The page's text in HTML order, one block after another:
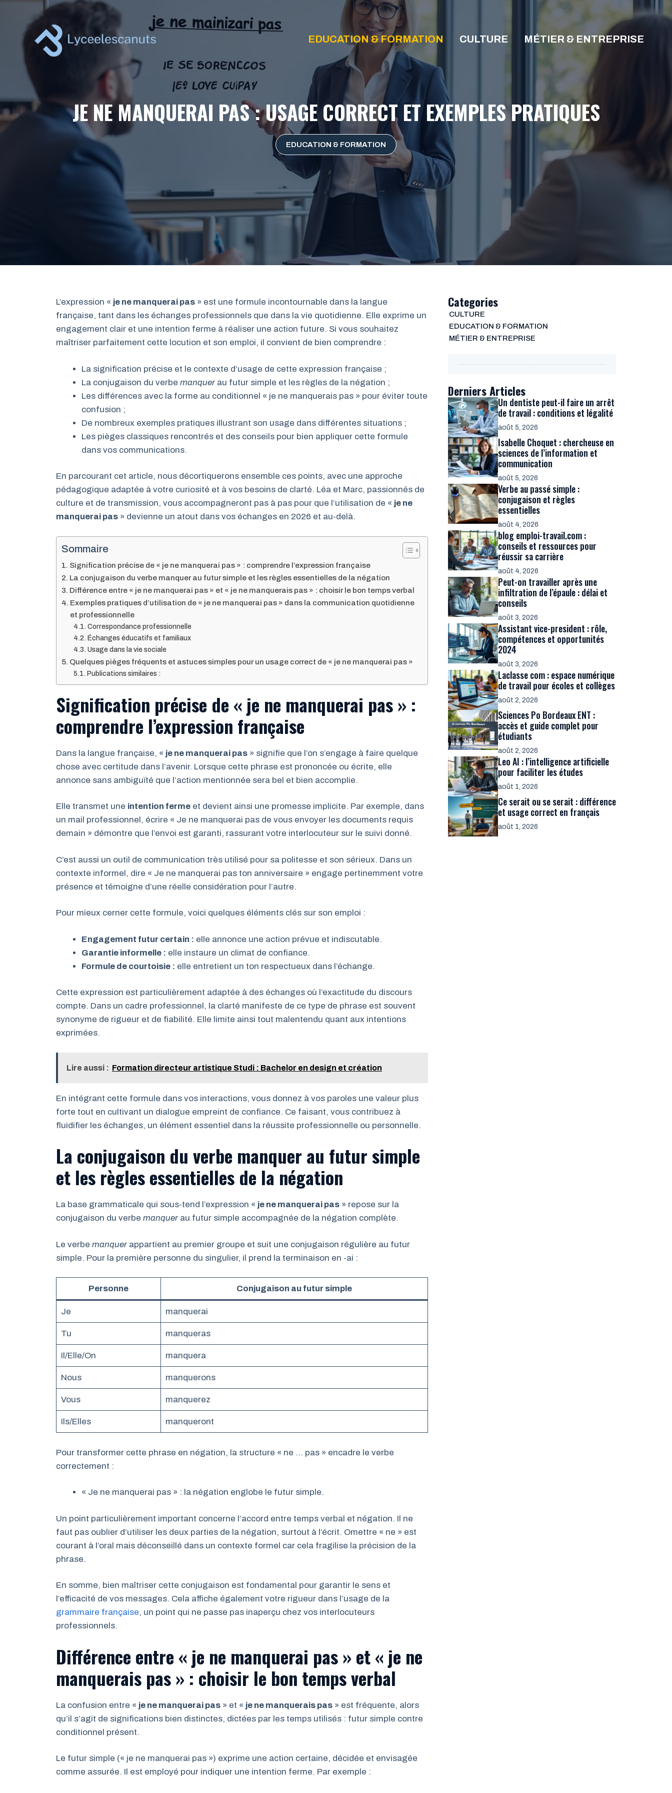
contenu
EDUCATION & FORMATION CULTURE MÉTIER & ENTREPRISE
JE NE MANQUERAI PAS : USAGE CORRECT ET EXEMPLES PRATIQUES
EDUCATION & FORMATION
L’expression « je ne manquerai pas » est une formule incontournable dans la langue
française, tant dans les échanges professionnels que dans la vie quotidienne. Elle exprime un
engagement clair et une intention ferme à réaliser une action future. Si vous souhaitez
maîtriser parfaitement cette locution et son emploi, il convient de bien comprendre :
La signification précise et le contexte d’usage de cette expression française ;
La conjugaison du verbe manquerau futur simple et les règles de la négation ;
Les différences avec la forme au conditionnel « je ne manquerais pas » pour éviter toute
confusion ;
De nombreux exemples pratiques illustrant son usage dans différentes situations ;
Les pièges classiques rencontrés et des conseils pour bien appliquer cette formule
dans vos communications.
En parcourant cet article, nous décortiquerons ensemble ces points, avec une approche
pédagogique adaptée à votre curiosité et à vos besoins de clarté. Léa et Marc, passionnés de
culture et de transmission, vous accompagneront pas à pas pour que l’utilisation de « je ne
manquerai pas » devienne un atout dans vos échanges en 2026 et au-delà.
Sommaire
Signification précise de « je ne manquerai pas » : comprendre l’expression française
La conjugaison du verbe manquer au futur simple et les règles essentielles de la négation
Différence entre « je ne manquerai pas » et « je ne manquerais pas » : choisir le bon temps verbal
Exemples pratiques d’utilisation de « je ne manquerai pas » dans la communication quotidienne
et professionnelle
Correspondance professionnelle
Échanges éducatifs et familiaux
Usage dans la vie sociale
Quelques pièges fréquents et astuces simples pour un usage correct de « je ne manquerai pas »
Publications similaires :
Signification précise de « je ne manquerai pas » :
comprendre l’expression française
Dans la langue française, « je ne manquerai pas » signifie que l’on s’engage à faire quelque
chose avec certitude dans l’avenir. Lorsque cette phrase est prononcée ou écrite, elle
annonce sans ambiguïté que l’action mentionnée sera bel et bien accomplie.
Elle transmet une intention ferme et devient ainsi une promesse implicite. Par exemple, dans
un mail professionnel, écrire « Je ne manquerai pas de vous envoyer les documents requis
demain » démontre que l’envoi est garanti, rassurant votre interlocuteur sur le suivi donné.
C’est aussi un outil de communication très utilisé pour sa politesse et son sérieux. Dans un
contexte informel, dire « Je ne manquerai pas ton anniversaire » engage pertinemment votre
présence et témoigne d’une réelle considération pour l’autre.
Pour mieux cerner cette formule, voici quelques éléments clés sur son emploi :
Engagement futur certain : elle annonce une action prévue et indiscutable.
Garantie informelle : elle instaure un climat de confiance.
Formule de courtoisie : elle entretient un ton respectueux dans l’échange.
Cette expression est particulièrement adaptée à des échanges où l’exactitude du discours
compte. Dans un cadre professionnel, la clarté manifeste de ce type de phrase est souvent
synonyme de rigueur et de fiabilité. Elle limite ainsi tout malentendu quant aux intentions
exprimées.
Lire aussi : Formation directeur artistique Studi : Bachelor en design et création
En intégrant cette formule dans vos interactions, vous donnez à vos paroles une valeur plus
forte tout en cultivant un dialogue empreint de confiance. Ce faisant, vous contribuez à
fluidifier les échanges, un élément essentiel dans la réussite professionnelle ou personnelle.
La conjugaison du verbe manquer au futur simple
et les règles essentielles de la négation
La base grammaticale qui sous-tend l’expression « je ne manquerai pas » repose sur la
conjugaison du verbe manquerau futur simple accompagnée de la négation complète.
Le verbe manquerappartient au premier groupe et suit une conjugaison régulière au futur
simple. Pour la première personne du singulier, il prend la terminaison en -ai :
Personne Conjugaison au futur simple
Je manquerai
Tu manqueras
Il/Elle/On manquera
Nous manquerons
Vous manquerez
Ils/Elles manqueront
Pour transformer cette phrase en négation, la structure « ne … pas » encadre le verbe
correctement :
« Je ne manquerai pas » : la négation englobe le futur simple.
Un point particulièrement important concerne l’accord entre temps verbal et négation. Il ne
faut pas oublier d’utiliser les deux parties de la négation, surtout à l’écrit. Omettre « ne » est
courant à l’oral mais déconseillé dans un contexte formel car cela fragilise la précision de la
phrase.
En somme, bien maîtriser cette conjugaison est fondamental pour garantir le sens et
l’efficacité de vos messages. Cela affiche également votre rigueur dans l’usage de la
grammaire française, un point qui ne passe pas inaperçu chez vos interlocuteurs
professionnels.
Différence entre « je ne manquerai pas » et « je ne
manquerais pas » : choisir le bon temps verbal
La confusion entre « je ne manquerai pas » et « je ne manquerais pas » est fréquente, alors
qu’il s’agit de significations bien distinctes, dictées par les temps utilisés : futur simple contre
conditionnel présent.
Le futur simple (« je ne manquerai pas ») exprime une action certaine, décidée et envisagée
comme assurée. Il est employé pour indiquer une intention ferme. Par exemple :
Categories
CULTURE
EDUCATION & FORMATION
MÉTIER & ENTREPRISE
Derniers Articles
Un dentiste peut-il faire un arrêt
de travail : conditions et légalité
août 5, 2026
Isabelle Choquet : chercheuse en
sciences de l’information et
communication
août 5, 2026
Verbe au passé simple :
conjugaison et règles
essentielles
août 4, 2026
blog emploi-travail.com :
conseils et ressources pour
réussir sa carrière
août 4, 2026
Peut-on travailler après une
infiltration de l’épaule : délai et
conseils
août 3, 2026
Assistant vice-president : rôle,
compétences et opportunités
2024
août 3, 2026
Laclasse com : espace numérique
de travail pour écoles et collèges
août 2, 2026
Sciences Po Bordeaux ENT :
accès et guide complet pour
étudiants
août 2, 2026
Leo AI : l’intelligence artificielle
pour faciliter les études
août 1, 2026
Ce serait ou se serait : différence
et usage correct en français
août 1, 2026